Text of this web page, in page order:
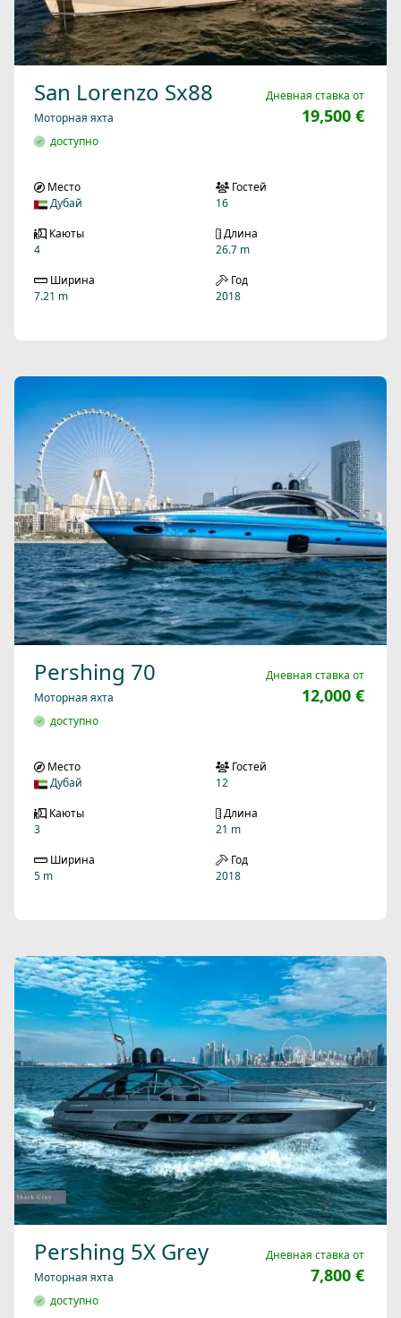
San Lorenzo Sx88
Моторная яхта
доступно
Дневная ставка от
19,500 €
Место
Дубай
Гостей
16
Каюты
4
Длина
26.7 m
Ширина
7.21 m
Год
2018
Pershing 70
Моторная яхта
доступно
Дневная ставка от
12,000 €
Место
Дубай
Гостей
12
Каюты
3
Длина
21 m
Ширина
5 m
Год
2018
Pershing 5X Grey
Моторная яхта
доступно
Дневная ставка от
7,800 €